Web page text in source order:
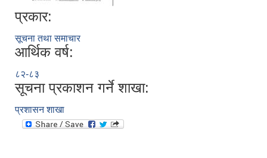
प्रकार:
सूचना तथा समाचार
आर्थिक वर्ष:
८२-८३
सूचना प्रकाशन गर्ने शाखा:
प्रशासन शाखा